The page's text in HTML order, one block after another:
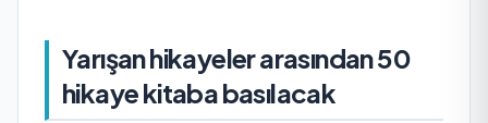
Yarışan hikayeler arasından 50
hikaye kitaba basılacak